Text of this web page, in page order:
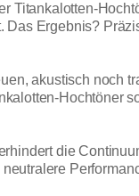
Titankalotten-
Das Ergebnis?
akustisch noch
Hochtöner
die